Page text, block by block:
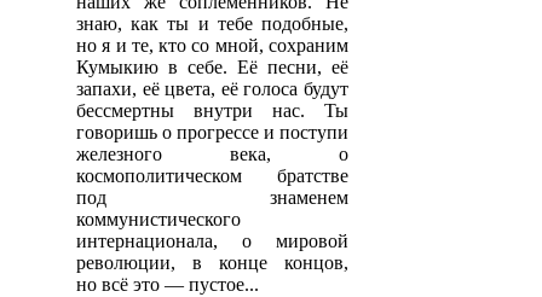
знаю, как ты и тебе подобные,
но я и те, кто со мной, сохраним
Кумыкию в себе. Её песни, её
запахи, её цвета, её голоса будут
бессмертны внутри нас. Ты
говоришь о прогрессе и поступи
железного века, о
космополитическом братстве
под знаменем
коммунистического
интернационала, о мировой
революции, в конце концов,
но всё это — пустое...